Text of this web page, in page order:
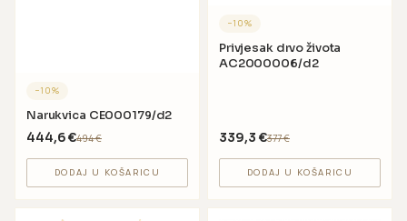
−10%
Narukvica CE000179/d2
444,6€494€
DODAJ U KOŠARICU
−10%
Privjesak drvo života
AC2000006/d2
339,3 €377€
DODAJ U KOŠARICU